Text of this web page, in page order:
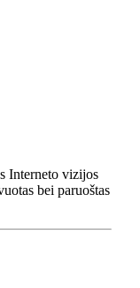
Interneto vizijos
bei paruoštas